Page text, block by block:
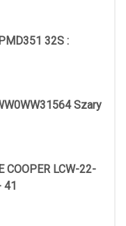
32S :
Szary
COOPER LCW-22-